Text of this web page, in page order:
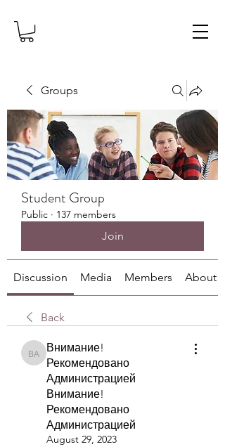
Groups
Student Group
Public · 137 members
Join
Discussion Media Members About
Back
Внимание! Рекомендовано Администрацией
Внимание!
Рекомендовано
Администрацией
Внимание!
Рекомендовано
Администрацией
August 29, 2023